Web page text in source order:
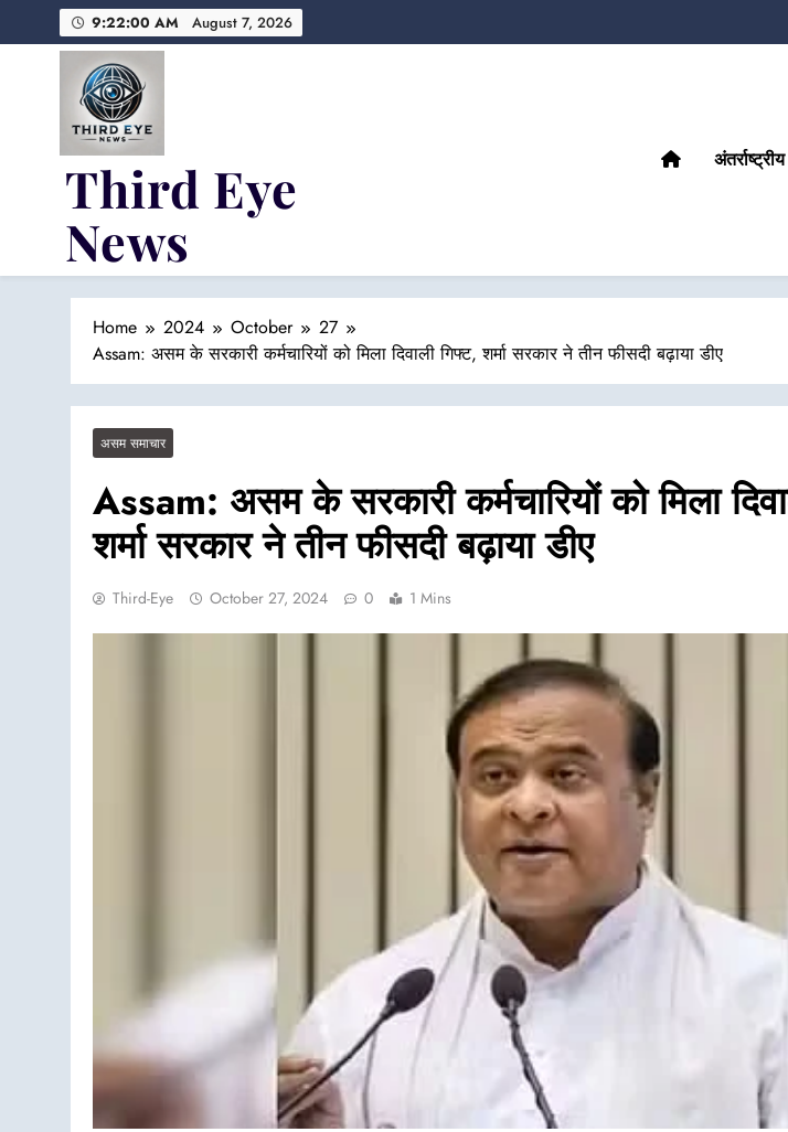
to
9:22:01 AM August 7, 2026
Third Eye
News
अंतर्राष्ट्रीय
Home 2024 October
27
Assam: असम के सरकारी कर्मचारियों को मिला दिवाली गिफ्ट, शर्मा सरकार ने तीन फीसदी बढ़ाया डीए
असम समाचार
Assam: असम के सरकारी कर्मचारियों को मिला
शर्मा सरकार ने तीन फीसदी बढ़ाया डीए
Third-Eye October 27, 2024 0 1 Mins